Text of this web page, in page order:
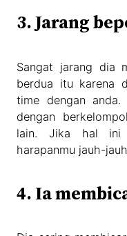
3. Jarang
Sangat jarang dia
berdua itu karena
time dengan anda.
dengan
lain. Jika hal ini
harapanmu jauh-
4. Ia